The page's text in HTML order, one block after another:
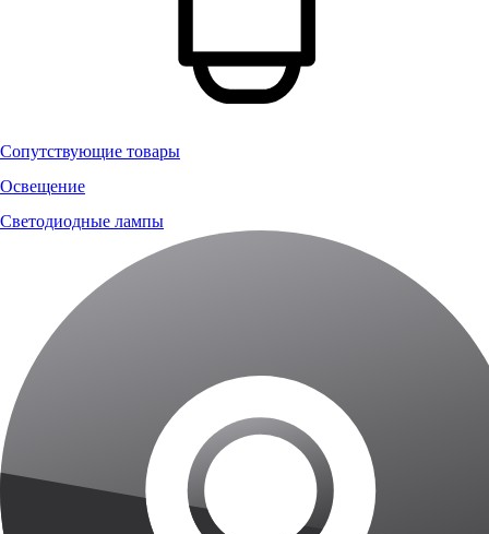
Сопутствующие товары
Освещение
Светодиодные лампы